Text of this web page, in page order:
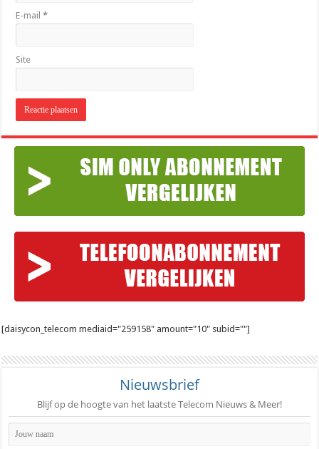
E-mail*
Site
[daisycon_telecom mediaid="259158" amount="10" subid=""]
Nieuwsbrief
Blijf op de hoogte van het laatste Telecom Nieuws & Meer!